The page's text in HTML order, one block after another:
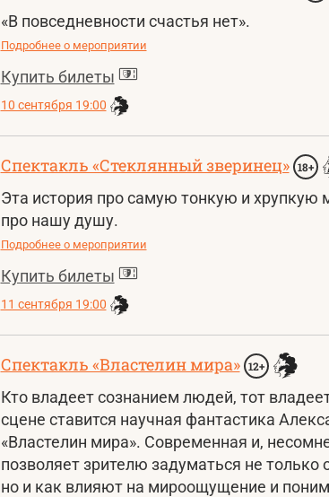
«В повседневности счастья нет».
Подробнее о мероприятии
Купить билеты
10 сентября 19:00
Спектакль «Стеклянный зверинец» 18+
Эта история про самую тонкую и хрупкую
про нашу душу.
Подробнее о мероприятии
Купить билеты
11 сентября 19:00
Спектакль «Властелин мира» 12+
Кто владеет сознанием людей, тот
сцене ставится научная фантастика
«Властелин мира». Современная и,
позволяет зрителю задуматься не
но и как влияют на мироощущение и